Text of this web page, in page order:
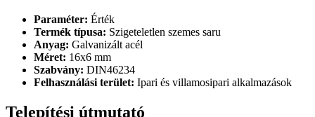
Paraméter: Érték
Termék típusa: Szigeteletlen szemes saru
Anyag: Galvanizált acél
Méret: 16x6 mm
Szabvány: DIN46234
Felhasználási terület: Ipari és villamosipari alkalmazások
Telepítési útmutató